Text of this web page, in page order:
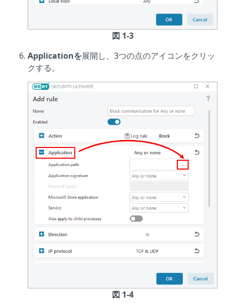
図 1-3
Applicationを展開し、3つの点のアイコンをクリッ
クする。
図 1-4